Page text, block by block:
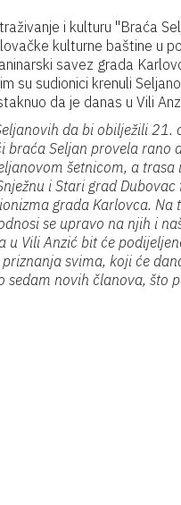
i kulturu "Braća
kulturne baštine u
savez grada
su sudionici krenuli
da je danas u Vili
da bi obilježili
braća Seljan provela
šetnicom, a
i Stari grad
grada Karlovca.
se upravo na njih i
u Vili Anzić bit će
svima, koji će
sedam novih članova, što